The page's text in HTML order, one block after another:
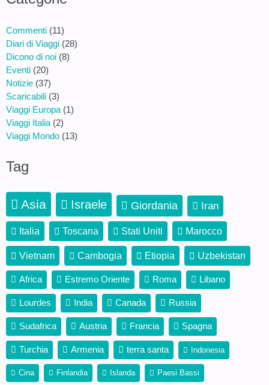
Commenti (11)
Diari di Viaggi (28)
Dicono di noi (8)
Eventi (20)
Notizie (37)
Scaricabili (3)
Viaggi Europa (1)
Viaggi Italia (2)
Viaggi Mondo (13)
Tag
Asia Israele Giordania Iran
Italia Toscana Stati Uniti Marocco
Vietnam Cambogia Etiopia Uzbekistan
Africa Estremo Oriente Roma Libano
Lourdes India Canada Russia
Sudafrica Austria Francia Spagna
Turchia Armenia terra santa Indonesia
Cina Finlandia Islanda Paesi Bassi